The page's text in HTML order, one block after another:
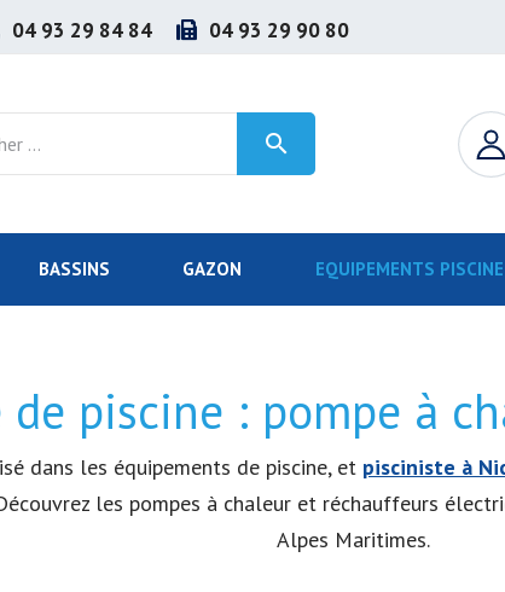
04 93 29 84 84 04 93 29 90 80

BASSINS GAZON EQUIPEMENTS PISCINE
de piscine : pompe à
dans les équipements de piscine, et pisciniste à
les pompes à chaleur et réchauffeurs
Alpes Maritimes.